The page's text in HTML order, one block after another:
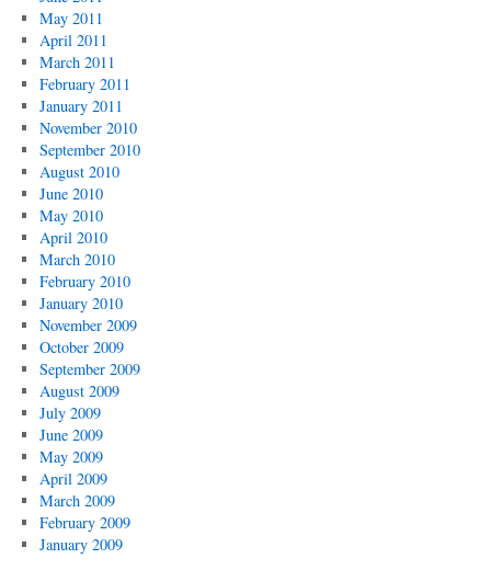
May 2011
April 2011
March 2011
February 2011
January 2011
November 2010
September 2010
August 2010
June 2010
May 2010
April 2010
March 2010
February 2010
January 2010
November 2009
October 2009
September 2009
August 2009
July 2009
June 2009
May 2009
April 2009
March 2009
February 2009
January 2009